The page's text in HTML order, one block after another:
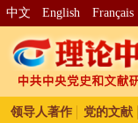
中文 English Français
领导人著作 党的文献